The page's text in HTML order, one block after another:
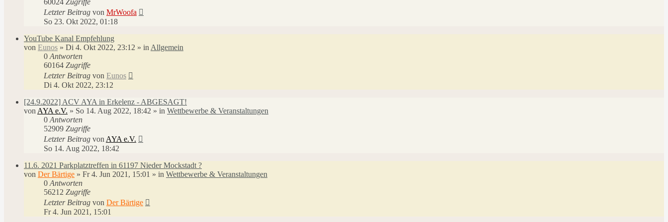
60024 Zugriffe
Letzter Beitrag von MrWoofa
So 23. Okt 2022, 01:18
YouTube Kanal Empfehlung
von Eunos » Di 4. Okt 2022, 23:12 » in Allgemein
0 Antworten
60164 Zugriffe
Letzter Beitrag von Eunos
Di 4. Okt 2022, 23:12
[24.9.2022] ACV AYA in Erkelenz - ABGESAGT!
von AYA e.V. » So 14. Aug 2022, 18:42 » in Wettbewerbe & Veranstaltungen
0 Antworten
52909 Zugriffe
Letzter Beitrag von AYA e.V.
So 14. Aug 2022, 18:42
11.6. 2021 Parkplatztreffen in 61197 Nieder Mockstadt ?
von Der Bärtige » Fr 4. Jun 2021, 15:01 » in Wettbewerbe & Veranstaltungen
0 Antworten
56212 Zugriffe
Letzter Beitrag von Der Bärtige
Fr 4. Jun 2021, 15:01